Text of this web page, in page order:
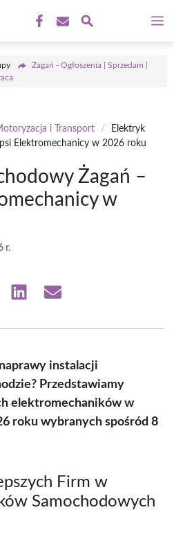
Żagań - Ogłoszenia | Sprzedam |
i Transport /
Elektryk
Elektromechanicy w 2026 roku
Żagań –
w
r.
Share Share
instalacji
Przedstawiamy
elektromechaników w
roku wybranych spośród 8
Firm w
Samochodowych